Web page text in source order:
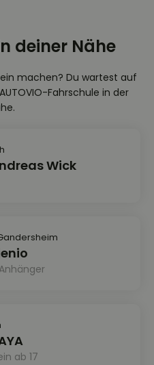
deiner Nähe
machen? Du wartest auf
Fahrschule in der
Wick
ab 17